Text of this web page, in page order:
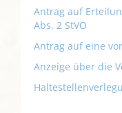
Antrag auf
Abs. 2 StVO
Antrag auf eine
Anzeige über die